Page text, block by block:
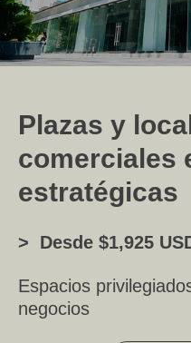
Plazas y
comerciales
estratégicas
> Desde $1,925
Espacios
negocios